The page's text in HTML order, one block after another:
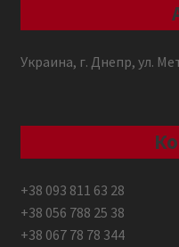
Украина, г. Днепр, ул.
+38 093 811 63 28
+38 056 788 25 38
+38 067 78 78 344